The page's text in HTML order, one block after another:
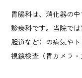
胃腸科は、消化器の
診療科です。当院で
胆道など）の病気や
視鏡検査（胃カメラ・